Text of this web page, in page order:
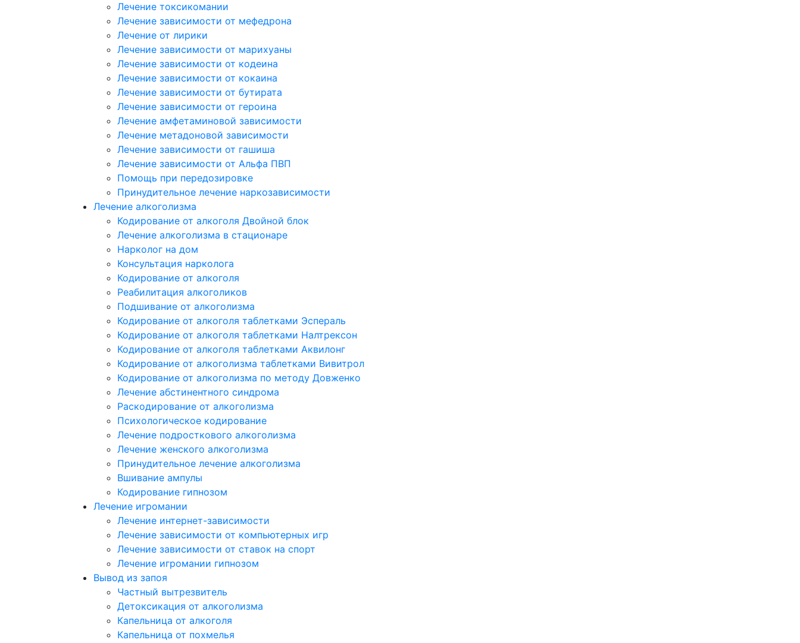
Лечение токсикомании
Лечение зависимости от мефедрона
Лечение от лирики
Лечение зависимости от марихуаны
Лечение зависимости от кодеина
Лечение зависимости от кокаина
Лечение зависимости от бутирата
Лечение зависимости от героина
Лечение амфетаминовой зависимости
Лечение метадоновой зависимости
Лечение зависимости от гашиша
Лечение зависимости от Альфа ПВП
Помощь при передозировке
Принудительное лечение наркозависимости
Лечение алкоголизма
Кодирование от алкоголя Двойной блок
Лечение алкоголизма в стационаре
Нарколог на дом
Консультация нарколога
Кодирование от алкоголя
Реабилитация алкоголиков
Подшивание от алкоголизма
Кодирование от алкоголя таблетками Эспераль
Кодирование от алкоголя таблетками Налтрексон
Кодирование от алкоголя таблетками Аквилонг
Кодирование от алкоголизма таблетками Вивитрол
Кодирование от алкоголизма по методу Довженко
Лечение абстинентного синдрома
Раскодирование от алкоголизма
Психологическое кодирование
Лечение подросткового алкоголизма
Лечение женского алкоголизма
Принудительное лечение алкоголизма
Вшивание ампулы
Кодирование гипнозом
Лечение игромании
Лечение интернет-зависимости
Лечение зависимости от компьютерных игр
Лечение зависимости от ставок на спорт
Лечение игромании гипнозом
Вывод из запоя
Частный вытрезвитель
Детоксикация от алкоголизма
Капельница от алкоголя
Капельница от похмелья